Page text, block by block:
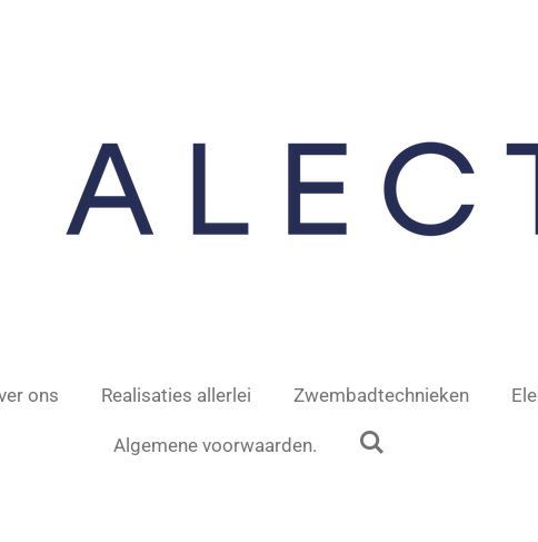
ons Realisaties allerlei Zwembadtechnieken
Algemene voorwaarden.